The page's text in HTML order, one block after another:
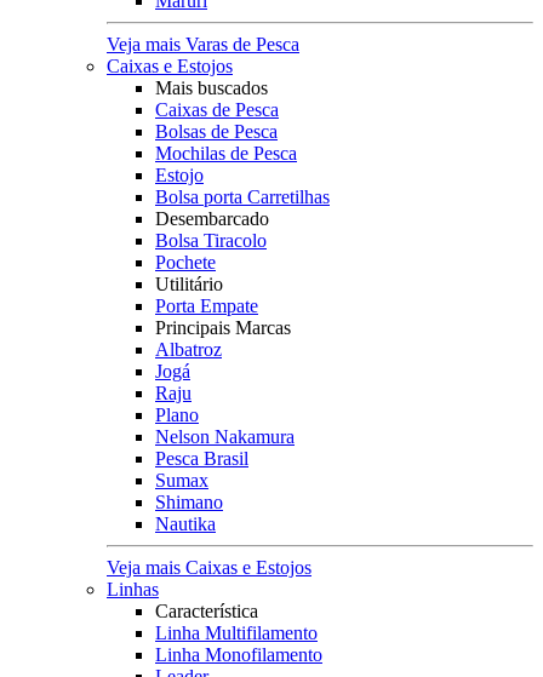
Veja mais Varas de Pesca
Caixas e Estojos
Mais buscados
Caixas de Pesca
Bolsas de Pesca
Mochilas de Pesca
Estojo
Bolsa porta Carretilhas
Desembarcado
Bolsa Tiracolo
Pochete
Utilitário
Porta Empate
Principais Marcas
Albatroz
Jogá
Raju
Plano
Nelson Nakamura
Pesca Brasil
Sumax
Shimano
Nautika
Veja mais Caixas e Estojos
Linhas
Característica
Linha Multifilamento
Linha Monofilamento